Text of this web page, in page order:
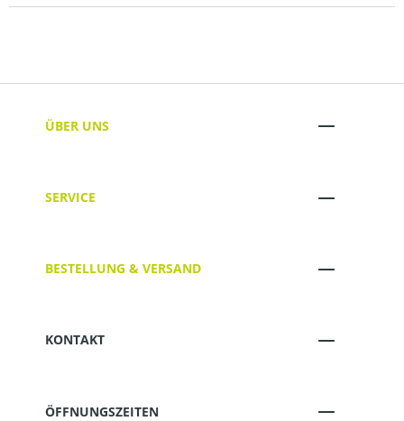
ÜBER UNS
SERVICE
BESTELLUNG & VERSAND
KONTAKT
ÖFFNUNGSZEITEN